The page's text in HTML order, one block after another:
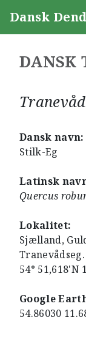
Dansk
DANSK
Dansk navn:
Stilk-Eg
Latinsk
Quercus
Lokalitet:
Sjælland,
54°
Google
54.86030